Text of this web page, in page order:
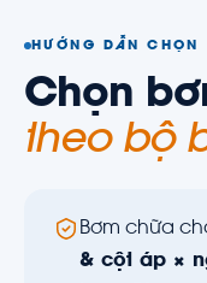
HƯỚNG DẪN CHỌN
Chọn
theo bộ
Bơm chữa
& cột áp ×